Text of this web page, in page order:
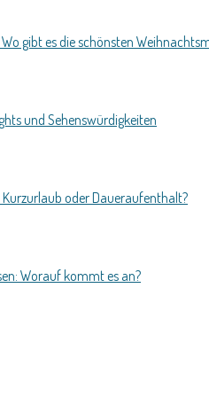
gibt es die schönsten
und Sehenswürdigkeiten
oder Daueraufenthalt?
Worauf kommt es an?